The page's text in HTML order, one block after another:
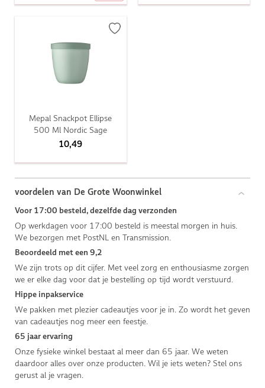
Mepal Snackpot Ellipse
500 Ml Nordic Sage
10,49
voordelen van De Grote Woonwinkel
Voor 17:00 besteld, dezelfde dag verzonden
Op werkdagen voor 17:00 besteld is meestal morgen in huis.
We bezorgen met PostNL en Transmission.
Beoordeeld met een 9,2
We zijn trots op dit cijfer. Met veel zorg en enthousiasme zorgen
we er elke dag voor dat je bestelling op tijd wordt verstuurd.
Hippe inpakservice
We pakken met plezier cadeautjes voor je in. Zo wordt het geven
van cadeautjes nog meer een feestje.
65 jaar ervaring
Onze fysieke winkel bestaat al meer dan 65 jaar. We weten
daardoor alles over onze producten. Wil je iets weten? Stel ons
gerust al je vragen.